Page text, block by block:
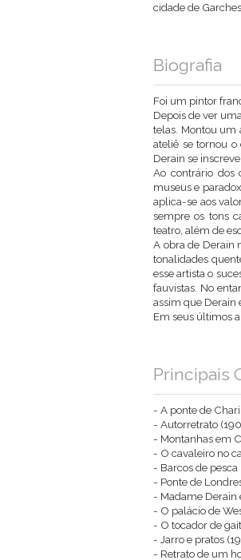
cidade de
Biografia
Foi um pintor
Depois de ver
telas. Montou um
ateliê se tornou o
Derain se
Ao contrário dos
museus e
aplica-se aos
sempre os tons
teatro, além de
A obra de Derain
tonalidades
esse artista o
fauvistas. No
assim que Derain
Em seus últimos
Principais
- A ponte de
- Autorretrato
- Montanhas em
- O cavaleiro no
- Barcos de pesca
- Ponte de
- Madame Derain
- O palácio de
- O tocador de
- Jarro e pratos
- Retrato de um